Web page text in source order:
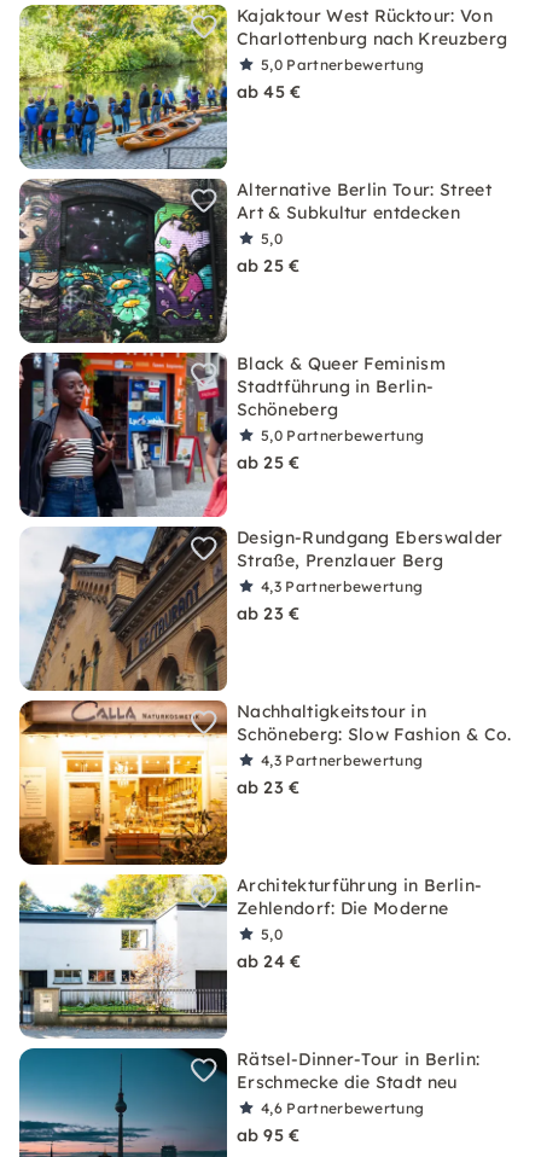
Kajaktour West Rücktour: Von
Charlottenburg nach Kreuzberg
5,0 Partnerbewertung
ab 45 €
Alternative Berlin Tour: Street
Art & Subkultur entdecken
5,0
ab 25 €
Black & Queer Feminism
Stadtführung in Berlin-
Schöneberg
5,0 Partnerbewertung
ab 25 €
Design-Rundgang Eberswalder
Straße, Prenzlauer Berg
4,3 Partnerbewertung
ab 23 €
Nachhaltigkeitstour in
Schöneberg: Slow Fashion & Co.
4,3 Partnerbewertung
ab 23 €
Architekturführung in Berlin-
Zehlendorf: Die Moderne
5,0
ab 24 €
Rätsel-Dinner-Tour in Berlin:
Erschmecke die Stadt neu
4,6 Partnerbewertung
ab 95 €